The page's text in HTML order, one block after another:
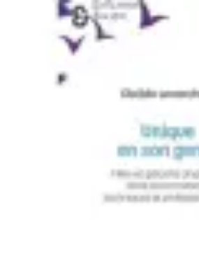
Le Monde du Padel
Entraînement
Stratégies et Techniques
Techniques et Entraînement
Le Monde du Padel